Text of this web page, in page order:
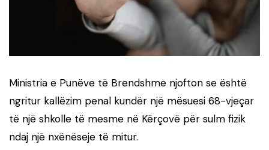
Ministria e Punëve të Brendshme njofton se është
ngritur kallëzim penal kundër një mësuesi 68-vjeçar
të një shkolle të mesme në Kërçovë për sulm fizik
ndaj një nxënëseje të mitur.